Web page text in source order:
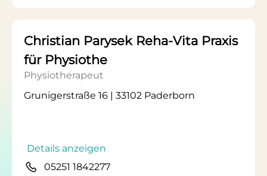
Christian Parysek Reha-Vita Praxis
für Physiothe
Physiotherapeut
Grunigerstraße 16 | 33102 Paderborn
Details anzeigen
05251 1842277